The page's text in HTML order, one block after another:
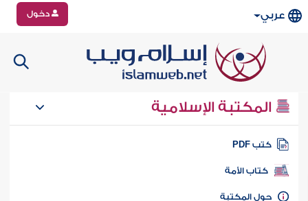
عربي دخول
المكتبة الإسلامية
كتب PDF
كتاب الأمة